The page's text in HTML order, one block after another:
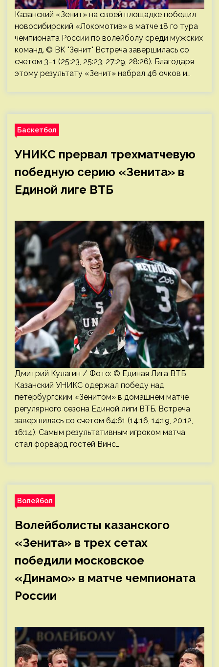
Казанский «Зенит» на своей площадке победил
новосибирский «Локомотив» в матче 18 го тура
чемпионата России по волейболу среди мужских
команд. © ВК "Зенит" Встреча завершилась со
счетом 3–1 (25:23, 25:23, 27:29, 28:26). Благодаря
этому результату «Зенит» набрал 46 очков и…
Баскетбол
УНИКС прервал трехматчевую
победную серию «Зенита» в
Единой лиге ВТБ
Дмитрий Кулагин / Фото: © Единая Лига ВТБ
Казанский УНИКС одержал победу над
петербургским «Зенитом» в домашнем матче
регулярного сезона Единой лиги ВТБ. Встреча
завершилась со счетом 64:61 (14:16, 14:19, 20:12,
16:14). Самым результативным игроком матча
стал форвард гостей Винс…
Волейбол
Волейболисты казанского
«Зенита» в трех сетах
победили московское
«Динамо» в матче чемпионата
России